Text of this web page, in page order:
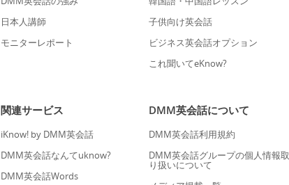
日本人講師
モニターレポート
子供向け英会話
ビジネス英会話オプション
これ聞いてeKnow?
関連サービス
iKnow! by DMM英会話
DMM英会話なんてuknow?
DMM英会話Words
DMM英会話について
DMM英会話利用規約
DMM英会話グループの個人情報取
り扱いについて